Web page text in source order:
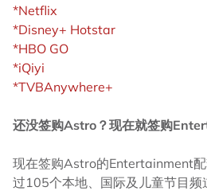
*Netflix
*Disney+ Hotstar
*HBO GO
*iQiyi
*TVBAnywhere+
还没签购Astro？现在就签购
现在签购Astro的Entertainment
过105个本地、国际及儿童节目